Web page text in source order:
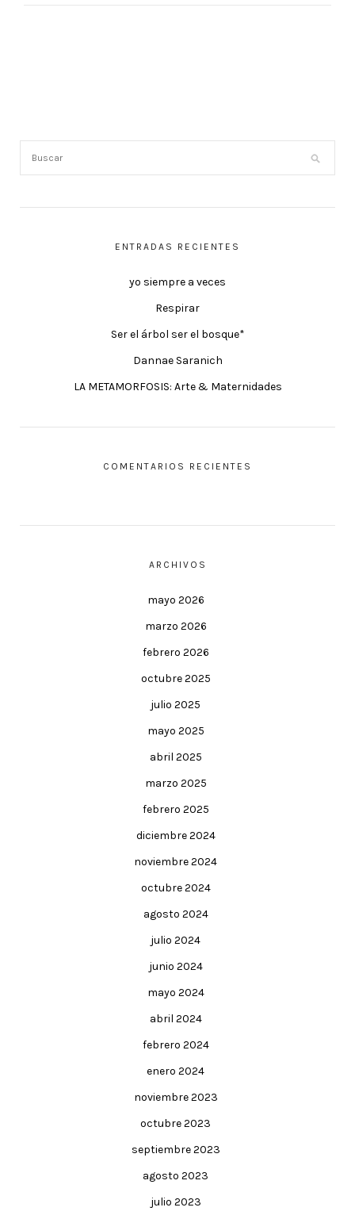
ENTRADAS RECIENTES
yo siempre a veces
Respirar
Ser el árbol ser el bosque*
Dannae Saranich
LA METAMORFOSIS: Arte & Maternidades
COMENTARIOS RECIENTES
ARCHIVOS
mayo 2026
marzo 2026
febrero 2026
octubre 2025
julio 2025
mayo 2025
abril 2025
marzo 2025
febrero 2025
diciembre 2024
noviembre 2024
octubre 2024
agosto 2024
julio 2024
junio 2024
mayo 2024
abril 2024
febrero 2024
enero 2024
noviembre 2023
octubre 2023
septiembre 2023
agosto 2023
julio 2023